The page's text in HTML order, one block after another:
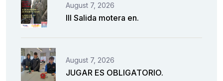
August 7, 2026
III Salida motera en.
August 7, 2026
JUGAR ES OBLIGATORIO.